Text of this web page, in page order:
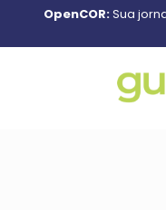
OpenCOR:Sua